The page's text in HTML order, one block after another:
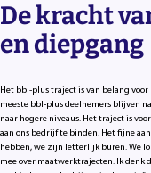
De kracht
en diepgang
Het bbl-plus traject is van belang voor
meeste bbl-plus deelnemers blijven
naar hogere niveaus. Het traject is
aan ons bedrijf te binden. Het fijne
hebben, we zijn letterlijk buren. We
mee over maatwerktrajecten. Ik denk